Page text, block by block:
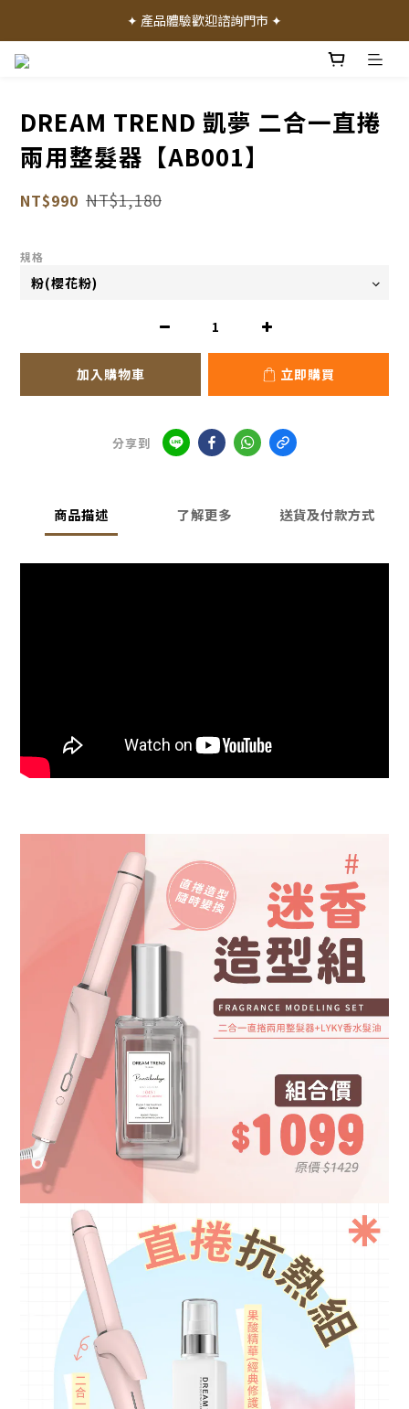
✦ 加入會員就送 50 元購物禮金 ✦
✦ 產品體驗歡迎諮詢門市 ✦
DREAM TREND 凱夢 二合一直捲
兩用整髮器【AB001】
NT$990 NT$1,180
規格
加入購物車 立即購買
分享到
商品描述 了解更多 送貨及付款方式